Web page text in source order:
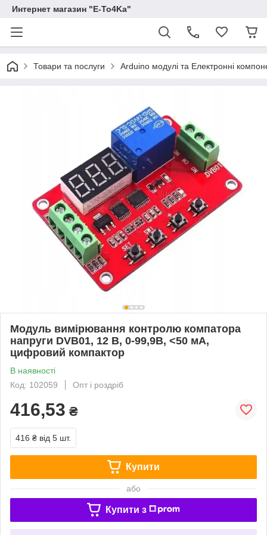
Интернет магазин "E-To4Ka"
Товари та послуги Arduino модулі та Електронні
Модуль вимірювання контролю компатора
напруги DVB01, 12 В, 0-99,9В, <50 мА,
цифровий компактор
В наявності
Код: 102059
Опт і роздріб
416,53 ₴
416 ₴ від 5 шт.
Купити
або
Купити з